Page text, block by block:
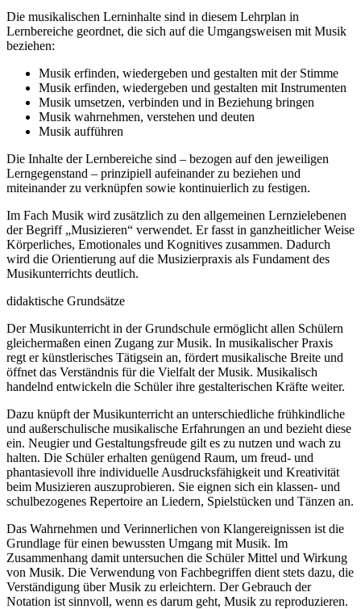
Die musikalischen Lerninhalte sind in diesem Lehrplan in
Lernbereiche geordnet, die sich auf die Umgangsweisen mit Musik
beziehen:
Musik erfinden, wiedergeben und gestalten mit der Stimme
Musik erfinden, wiedergeben und gestalten mit Instrumenten
Musik umsetzen, verbinden und in Beziehung bringen
Musik wahrnehmen, verstehen und deuten
Musik aufführen
Die Inhalte der Lernbereiche sind – bezogen auf den jeweiligen
Lerngegenstand – prinzipiell aufeinander zu beziehen und
miteinander zu verknüpfen sowie kontinuierlich zu festigen.
Im Fach Musik wird zusätzlich zu den allgemeinen Lernzielebenen
der Begriff „Musizieren“ verwendet. Er fasst in ganzheitlicher Weise
Körperliches, Emotionales und Kognitives zusammen. Dadurch
wird die Orientierung auf die Musizierpraxis als Fundament des
Musikunterrichts deutlich.
didaktische Grundsätze
Der Musikunterricht in der Grundschule ermöglicht allen Schülern
gleichermaßen einen Zugang zur Musik. In musikalischer Praxis
regt er künstlerisches Tätigsein an, fördert musikalische Breite und
öffnet das Verständnis für die Vielfalt der Musik. Musikalisch
handelnd entwickeln die Schüler ihre gestalterischen Kräfte weiter.
Dazu knüpft der Musikunterricht an unterschiedliche frühkindliche
und außerschulische musikalische Erfahrungen an und bezieht diese
ein. Neugier und Gestaltungsfreude gilt es zu nutzen und wach zu
halten. Die Schüler erhalten genügend Raum, um freud- und
phantasievoll ihre individuelle Ausdrucksfähigkeit und Kreativität
beim Musizieren auszuprobieren. Sie eignen sich ein klassen- und
schulbezogenes Repertoire an Liedern, Spielstücken und Tänzen an.
Das Wahrnehmen und Verinnerlichen von Klangereignissen ist die
Grundlage für einen bewussten Umgang mit Musik. Im
Zusammenhang damit untersuchen die Schüler Mittel und Wirkung
von Musik. Die Verwendung von Fachbegriffen dient stets dazu, die
Verständigung über Musik zu erleichtern. Der Gebrauch der
Notation ist sinnvoll, wenn es darum geht, Musik zu reproduzieren.